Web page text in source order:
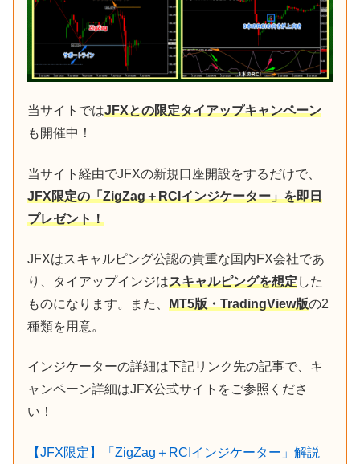
当サイトではJFXとの限定タイアップキャンペーン
も開催中！
当サイト経由でJFXの新規口座開設をするだけで、
JFX限定の「ZigZag＋RCIインジケーター」を即日
プレゼント！
JFXはスキャルピング公認の貴重な国内FX会社であ
り、タイアップインジはスキャルピングを想定した
ものになります。また、 MT5版・TradingView版の2
種類を用意。
インジケーターの詳細は下記リンク先の記事で、キ
ャンペーン詳細はJFX公式サイトをご参照くださ
い！
【JFX限定】「ZigZag＋RCIインジケーター」解説